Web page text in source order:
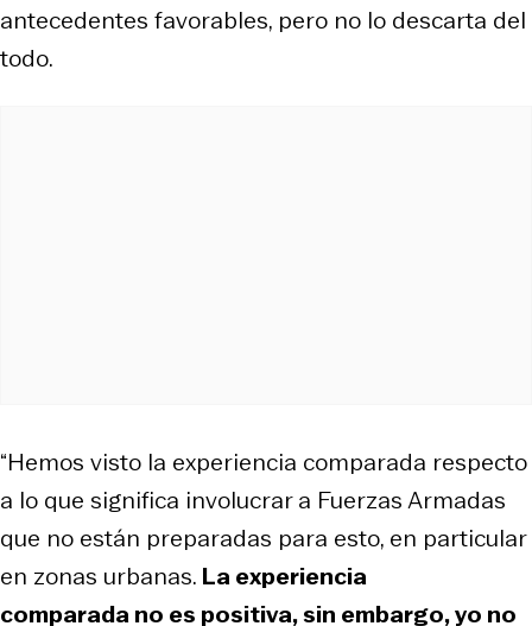
antecedentes favorables, pero no lo descarta del
todo.
“Hemos visto la experiencia comparada respecto
a lo que significa involucrar a Fuerzas Armadas
que no están preparadas para esto, en particular
en zonas urbanas. La experiencia
comparada no es positiva, sin embargo, yo no